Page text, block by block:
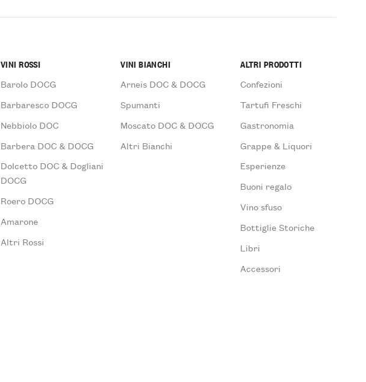
VINI ROSSI
Barolo DOCG
Barbaresco DOCG
Nebbiolo DOC
Barbera DOC & DOCG
Dolcetto DOC & Dogliani
DOCG
Roero DOCG
Amarone
Altri Rossi
VINI BIANCHI
Arneis DOC & DOCG
Spumanti
Moscato DOC & DOCG
Altri Bianchi
ALTRI PRODOTTI
Confezioni
Tartufi Freschi
Gastronomia
Grappe & Liquori
Esperienze
Buoni regalo
Vino sfuso
Bottiglie Storiche
Libri
Accessori